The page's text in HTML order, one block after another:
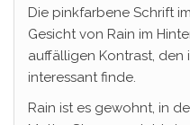
Die pinkfarbene Schrift
Gesicht von Rain im
auffälligen Kontrast,
interessant finde.
Rain ist es gewohnt, in